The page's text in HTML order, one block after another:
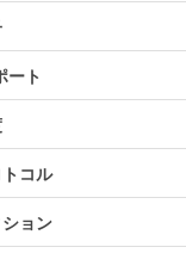
ート
コル
ョン